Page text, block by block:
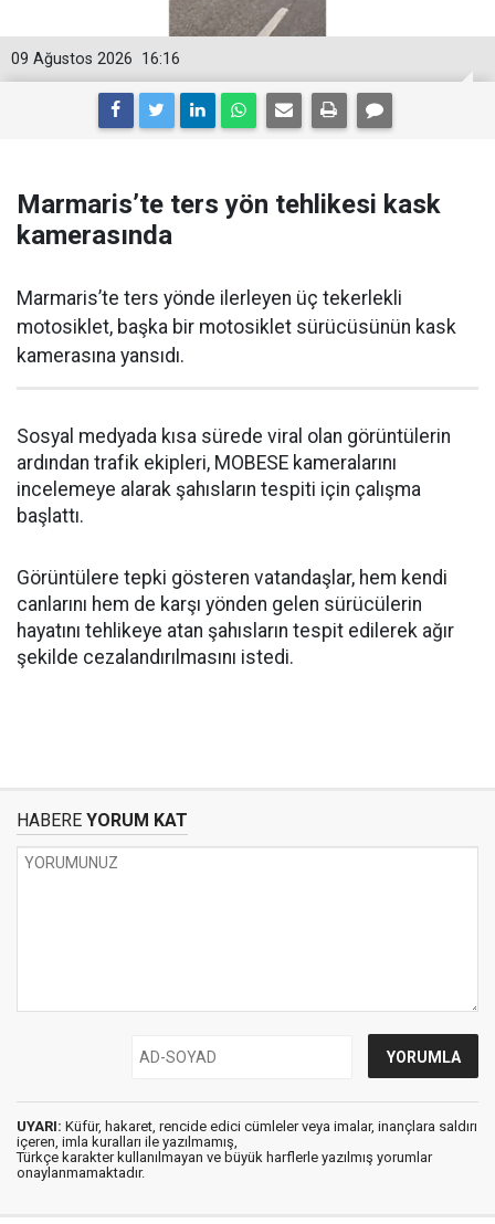
16:16
09 Ağustos 2026
Marmaris’te ters yön tehlikesi kask
kamerasında
Marmaris’te ters yönde ilerleyen üç tekerlekli
motosiklet, başka bir motosiklet sürücüsünün kask
kamerasına yansıdı.
Sosyal medyada kısa sürede viral olan görüntülerin
ardından trafik ekipleri, MOBESE kameralarını
incelemeye alarak şahısların tespiti için çalışma
başlattı.
Görüntülere tepki gösteren vatandaşlar, hem kendi
canlarını hem de karşı yönden gelen sürücülerin
hayatını tehlikeye atan şahısların tespit edilerek ağır
şekilde cezalandırılmasını istedi.
HABERE YORUM KAT
UYARI: Küfür, hakaret, rencide edici cümleler veya imalar, inançlara saldırı
içeren, imla kuralları ile yazılmamış,
Türkçe karakter kullanılmayan ve büyük harflerle yazılmış yorumlar
onaylanmamaktadır.